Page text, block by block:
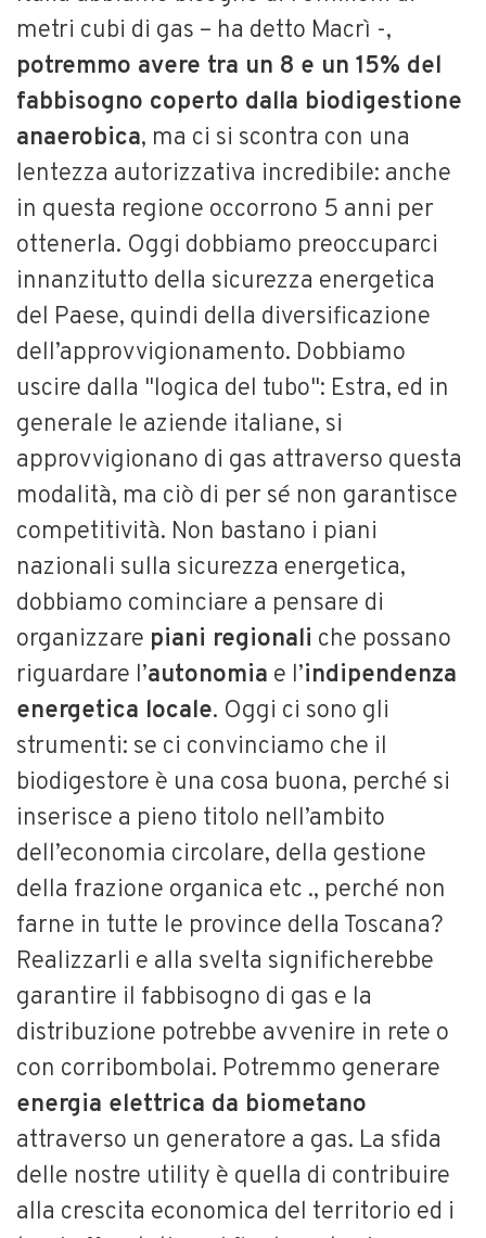
metri cubi di gas – ha detto Macrì -,
potremmo avere tra un 8 e un 15% del
fabbisogno coperto dalla biodigestione
anaerobica, ma ci si scontra con una
lentezza autorizzativa incredibile: anche
in questa regione occorrono 5 anni per
ottenerla. Oggi dobbiamo preoccuparci
innanzitutto della sicurezza energetica
del Paese, quindi della diversificazione
dell’approvvigionamento. Dobbiamo
uscire dalla "logica del tubo": Estra, ed in
generale le aziende italiane, si
approvvigionano di gas attraverso questa
modalità, ma ciò di per sé non garantisce
competitività. Non bastano i piani
nazionali sulla sicurezza energetica,
dobbiamo cominciare a pensare di
organizzare piani regionali che possano
riguardare l’autonomia e l’indipendenza
energetica locale. Oggi ci sono gli
strumenti: se ci convinciamo che il
biodigestore è una cosa buona, perché si
inserisce a pieno titolo nell’ambito
dell’economia circolare, della gestione
della frazione organica etc ., perché non
farne in tutte le province della Toscana?
Realizzarli e alla svelta significherebbe
garantire il fabbisogno di gas e la
distribuzione potrebbe avvenire in rete o
con corribombolai. Potremmo generare
energia elettrica da biometano
attraverso un generatore a gas. La sfida
delle nostre utility è quella di contribuire
alla crescita economica del territorio ed i